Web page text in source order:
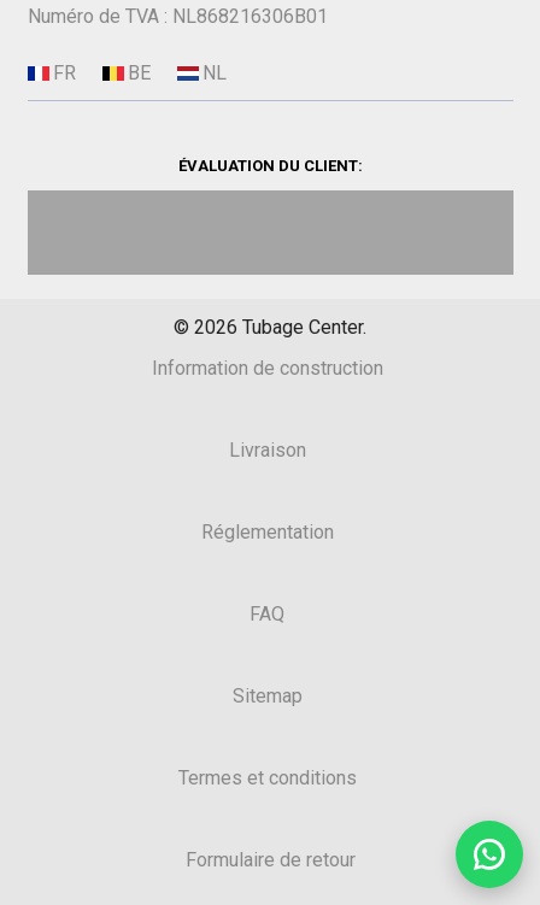
Numéro de TVA : NL868216306B01
ÉVALUATION DU CLIENT:
© 2026 Tubage Center.
Information de construction
Livraison
Réglementation
FAQ
Sitemap
Termes et conditions
Formulaire de retour